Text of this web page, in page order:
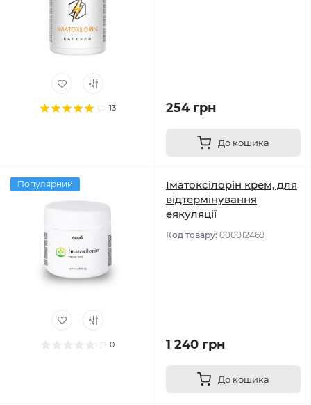
13 254 грн
До кошика
Популярний
0
Іматоксілорін крем, для
відтермінування
еякуляції
Код товару: 000012469
1 240 грн
До кошика